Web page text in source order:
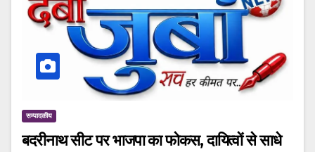
सम्पादकीय
बदरीनाथ सीट पर भाजपा का फोकस, दायित्वों से साधे